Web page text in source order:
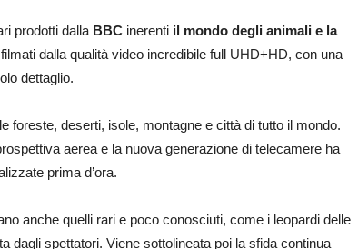
prodotti dalla BBC inerenti il mondo degli animali e la
dalla qualità video incredibile full UHD+HD, con una
dettaglio.
foreste, deserti, isole, montagne e città di tutto il mondo.
aerea e la nuova generazione di telecamere ha
prima d’ora.
anche quelli rari e poco conosciuti, come i leopardi delle
dagli spettatori. Viene sottolineata poi la sfida continua